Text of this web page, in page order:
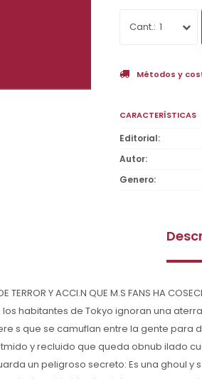
1
Métodos y
CARACTERÍSTICAS
Editorial
Autor
Genero
TERROR Y ACCI.N QUE M.S FANS HA
habitantes de Tokyo ignoran una
s que se camuflan entre la gente para
y recluido que queda obnub ilado
un peligroso secreto: Es una ghoul y